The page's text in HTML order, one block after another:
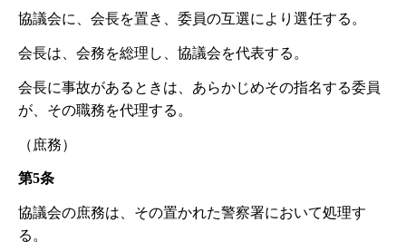
協議会に、会長を置き、委員の互選により選任する。
会長は、会務を総理し、協議会を代表する。
会長に事故があるときは、あらかじめその指名する委員
が、その職務を代理する。
（庶務）
第5条
協議会の庶務は、その置かれた警察署において処理す
る。